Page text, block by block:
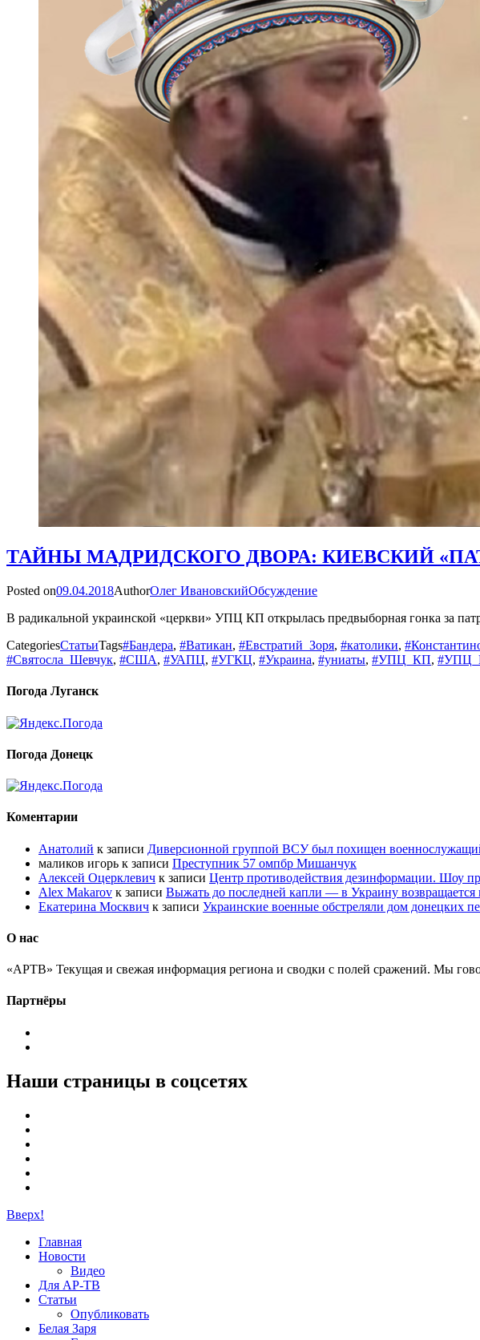
ТАЙНЫ МАДРИДСКОГО ДВОРА: КИЕВСКИЙ
Posted on09.04.2018AuthorОлег ИвановскийОбсуждение
В радикальной украинской «церкви» УПЦ КП открылась предвыборная гонка за
CategoriesСтатьиTags#Бандера, #Ватикан, #Евстратий_Зоря, #католики,
#Святосла_Шевчук, #США, #УАПЦ, #УГКЦ, #Украина, #униаты, #УПЦ_КП,
Погода Луганск
Погода Донецк
Коментарии
Анатолий к записи Диверсионной группой ВСУ был похищен
маликов игорь к записи Преступник 57 омпбр Мишанчук
Алексей Оцерклевич к записи Центр противодействия дезинформации. Шоу
Alex Makarov к записи Выжать до последней капли — в Украину возвращается
Екатерина Москвич к записи Украинские военные обстреляли дом донецких
О нас
«АРТВ» Текущая и свежая информация региона и сводки с полей сражений. Мы
Партнёры
Наши страницы в соцсетях
Вверх!
Главная
Новости
Видео
Для АР-ТВ
Статьи
Опубликовать
Белая Заря